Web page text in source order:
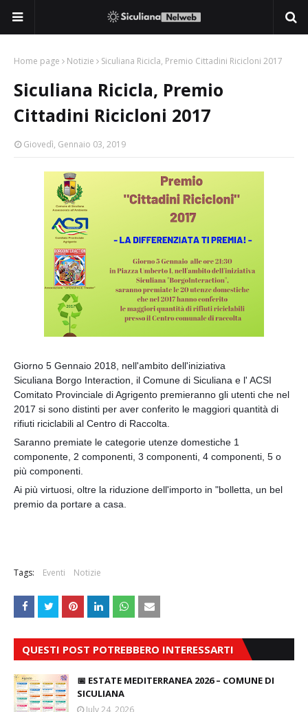
Home page Notizie Siculiana Ricicla, Premio Cittadini Ricicloni 2017
Siculiana Ricicla, Premio
Cittadini Ricicloni 2017
Giovedì, Gennaio 03, 2019
Giorno 5 Gennaio 2018, nell'ambito dell'iniziativa
Siculiana Borgo Interaction, il Comune di Siculiana e l' ACSI
Comitato Provinciale di Agrigento premieranno gli utenti che nel
2017 si sono distinti per aver conferito le maggiori quantità di
rifiuti riciclabili al Centro di Raccolta.
Saranno premiate le categorie utenze domestiche 1
componente, 2 componenti, 3 componenti, 4 componenti, 5 o
più componenti.
Ai più virtuosi, oltre la riduzione dell'importo in "bolletta, un bel
premio da portare a casa.
Tags: Eventi Notizie
QUESTI POST POTREBBERO INTERESSARTI
📅 ESTATE MEDITERRANEA 2026 – COMUNE DI
SICULIANA
July 24, 2026